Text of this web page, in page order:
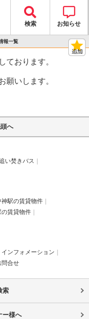
検索 お知らせ
報一覧
ております。
願いします。
へ
い焚きバス
神駅の賃貸物件
の賃貸物件
インフォメーション
問合せ
索
ー様へ